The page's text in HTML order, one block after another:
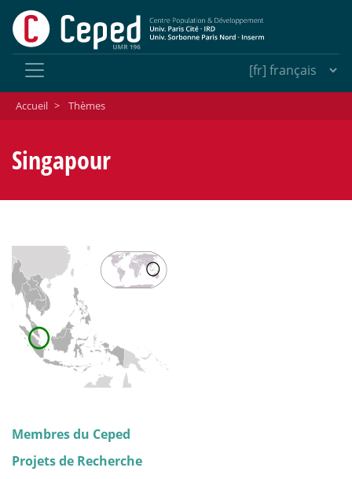
Accueil > Thèmes
Singapour
Membres du Ceped
Projets de Recherche